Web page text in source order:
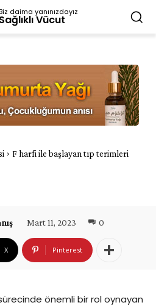
daima yanınızdayız
Sağlıklı Vücut
F harfi ile başlayan tıp terimleri
Mart 11, 2023 0
X Pinterest
sürecinde önemli bir rol oynayan